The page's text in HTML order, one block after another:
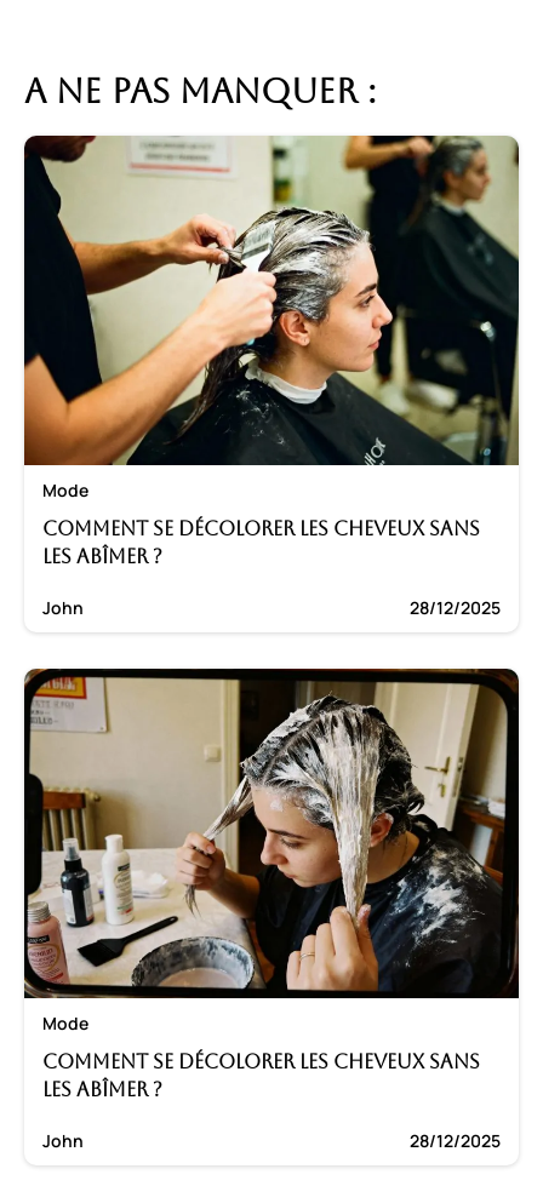
A ne pas manquer :
Mode
Comment se décolorer les cheveux sans
les abîmer ?
John 28/12/2025
Mode
Comment se décolorer les cheveux sans
les abîmer ?
John 28/12/2025